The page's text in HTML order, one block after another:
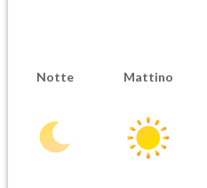
Notte Mattino